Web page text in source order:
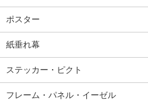
ポスター
紙垂れ幕
ステッカー・ピクト
フレーム・パネル・イーゼル